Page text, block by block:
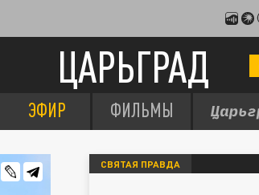
ЦАРЬГРАД
ЭФИР ФИЛЬМЫ
СВЯТАЯ ПРАВДА